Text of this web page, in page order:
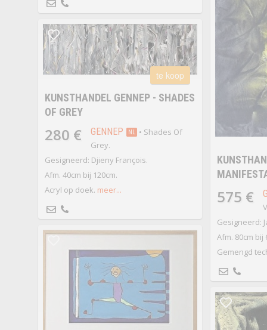
575 €
Gesigneerd:
Afm. 80cm bij
Gemengd
te koop
KUNSTHANDEL GENNEP - SHADES
OF GREY
280 € GENNEP NL • Shades Of
Grey.
Gesigneerd: Djieny François.
Afm. 40cm bij 120cm.
Acryl op doek. meer...